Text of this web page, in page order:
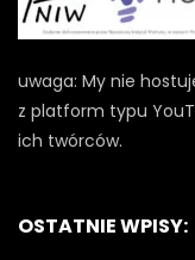
uwaga: My nie
z platform typu
ich twórców.
OSTATNIE WPISY: